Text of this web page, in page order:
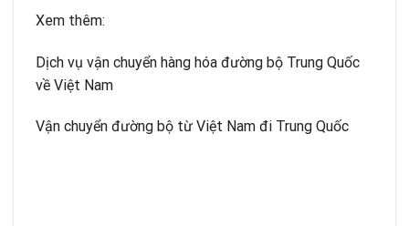
Xem thêm:
Dịch vụ vận chuyển hàng hóa đường bộ Trung Quốc
về Việt Nam
Vận chuyển đường bộ từ Việt Nam đi Trung Quốc